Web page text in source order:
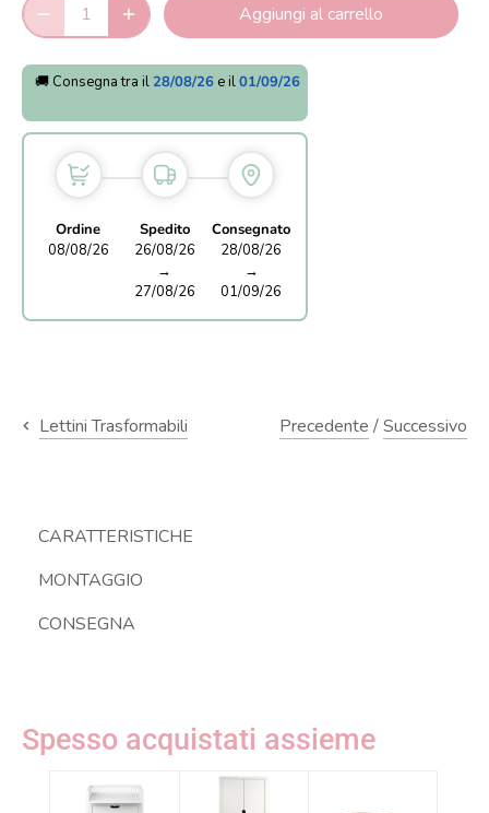
Aggiungi al carrello
🚚 Consegna tra il 28/08/26 e il01/09/26
Ordine
08/08/26
Spedito
26/08/26
→
27/08/26
Consegnato
28/08/26
→
01/09/26
Lettini Trasformabili Precedente /Successivo
CARATTERISTICHE
MONTAGGIO
CONSEGNA
Spesso acquistati assieme